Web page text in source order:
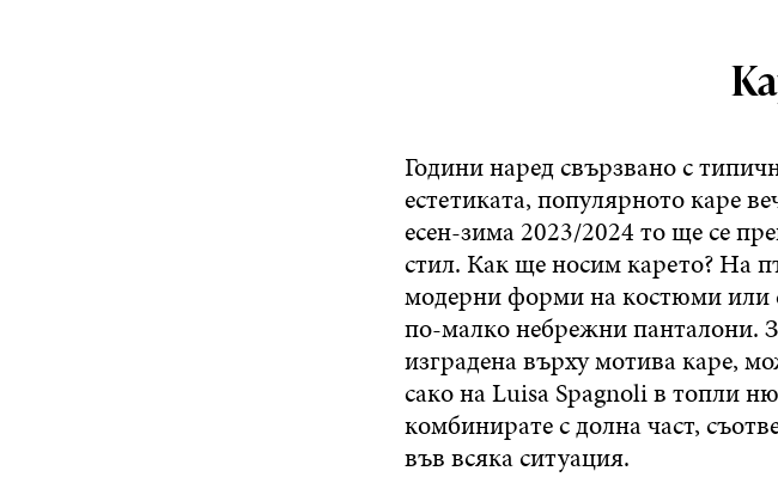
Години наред свързвано с
естетиката, популярното каре
есен-зима 2023/2024 то ще се
стил. Как ще носим карето? На
модерни форми на костюми или
по-малко небрежни панталони.
изградена върху мотива каре,
сако на Luisa Spagnoli в топли
комбинирате с долна част,
във всяка ситуация.